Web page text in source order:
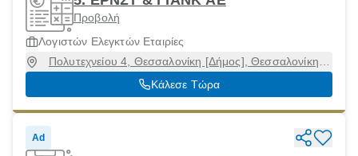
Προβολή
Λογιστών Ελεγκτών Εταιρίες
Πολυτεχνείου 4, Θεσσαλονίκη [Δήμος], Θεσσαλονίκη,
54638
Κάλεσε Τώρα
Ad